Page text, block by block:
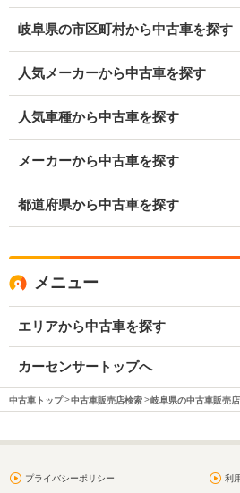
岐阜県の市区町村から中古車を探す
人気メーカーから中古車を探す
人気車種から中古車を探す
メーカーから中古車を探す
都道府県から中古車を探す
メニュー
エリアから中古車を探す
カーセンサートップへ
中古車トップ 中古車販売店検索 岐阜県の中古車販売店
プライバシーポリシー 利